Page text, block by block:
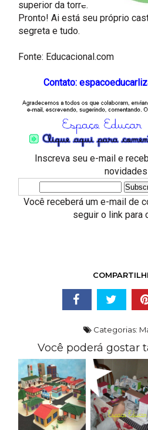
superior da torre.
Pronto! Ai está seu próprio
segreta e tudo.
Fonte: Educacional.com
Contato:
Inscreva seu e-mail e
Você receberá um e-mail de
seguir o link para
Categorias:
Você poderá gostar